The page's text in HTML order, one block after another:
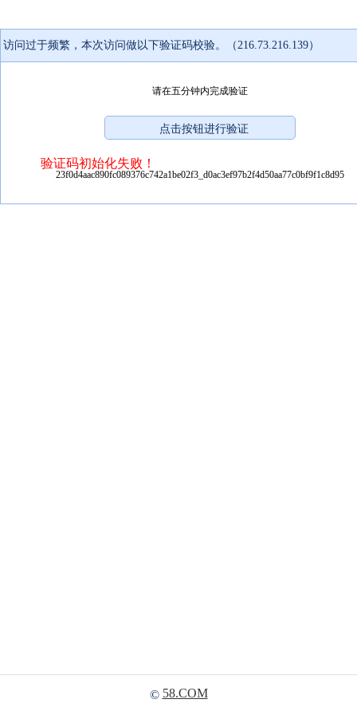
访问过于频繁，本次访问做以下验证码校验。（216.73.216.139）
请在五分钟内完成验证
验证码初始化失败！
23f0d4aac890fc089376c742a1be02f3_d0ac3ef97b2f4d50aa77c0bf9f1c8d95
© 58.COM